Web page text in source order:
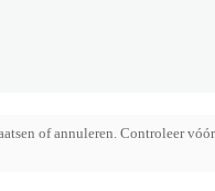
of annuleren. Controleer